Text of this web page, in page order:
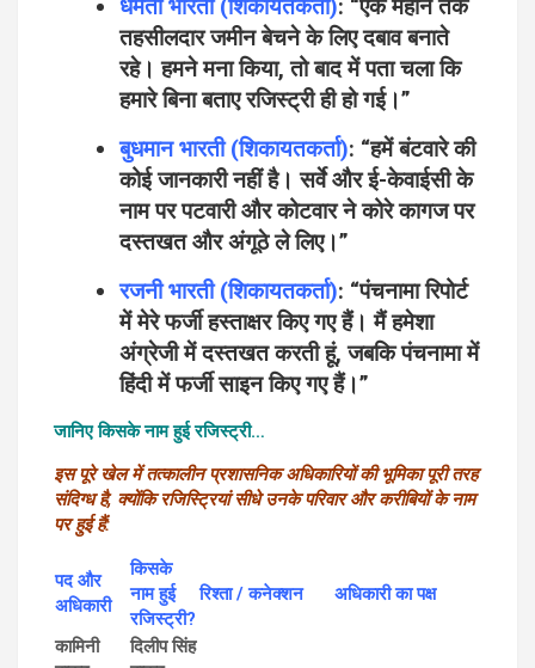
धर्मती भारती (शिकायतकर्ता): “एक महीने तक
तहसीलदार जमीन बेचने के लिए दबाव बनाते
रहे। हमने मना किया, तो बाद में पता चला कि
हमारे बिना बताए रजिस्ट्री ही हो गई।”
बुधमान भारती (शिकायतकर्ता): “हमें बंटवारे की
कोई जानकारी नहीं है। सर्वे और ई-केवाईसी के
नाम पर पटवारी और कोटवार ने कोरे कागज पर
दस्तखत और अंगूठे ले लिए।”
रजनी भारती (शिकायतकर्ता): “पंचनामा रिपोर्ट
में मेरे फर्जी हस्ताक्षर किए गए हैं। मैं हमेशा
अंग्रेजी में दस्तखत करती हूं, जबकि पंचनामा में
हिंदी में फर्जी साइन किए गए हैं।”
जानिए किसके नाम हुई रजिस्ट्री…
इस पूरे खेल में तत्कालीन प्रशासनिक अधिकारियों की भूमिका पूरी तरह
संदिग्ध है, क्योंकि रजिस्ट्रियां सीधे उनके परिवार और करीबियों के नाम
पर हुई हैं:
पद और
अधिकारी
किसके
नाम हुई
रजिस्ट्री?
रिश्ता / कनेक्शन अधिकारी का पक्ष
कामिनी
दिलीप सिंह